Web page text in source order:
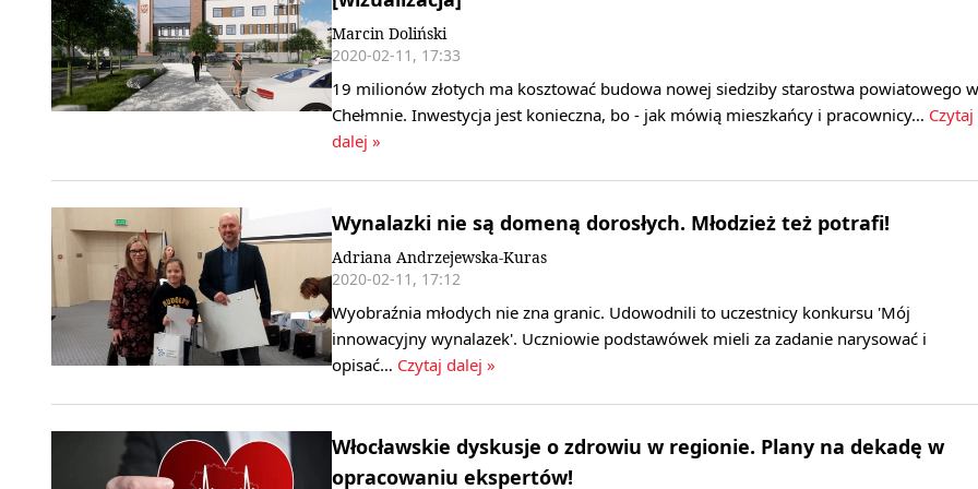
Marcin Doliński
2020-02-11, 17:33
19 milionów złotych ma kosztować budowa nowej siedziby starostwa powiatowego w
Chełmnie. Inwestycja jest konieczna, bo - jak mówią mieszkańcy i pracownicy… Czytaj
dalej »
Wynalazki nie są domeną dorosłych. Młodzież też potrafi!
Adriana Andrzejewska-Kuras
2020-02-11, 17:12
Wyobraźnia młodych nie zna granic. Udowodnili to uczestnicy konkursu 'Mój
innowacyjny wynalazek'. Uczniowie podstawówek mieli za zadanie narysować i
opisać… Czytaj dalej »
Włocławskie dyskusje o zdrowiu w regionie. Plany na dekadę w
opracowaniu ekspertów!